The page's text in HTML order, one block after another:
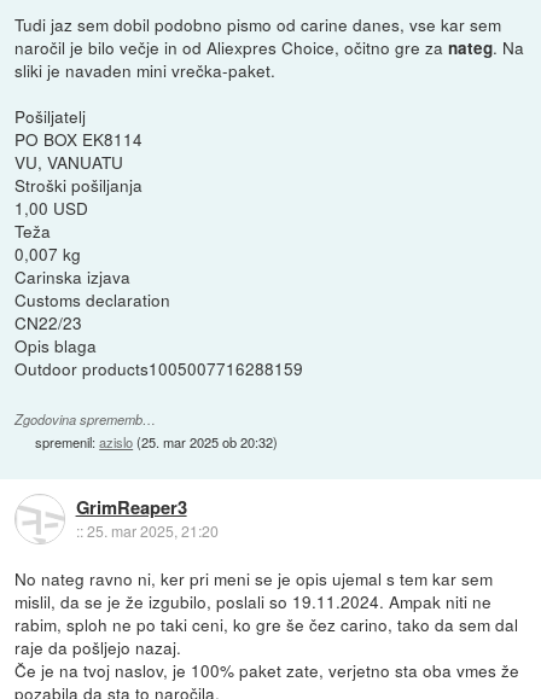
Tudi jaz sem dobil podobno pismo od carine danes, vse kar sem
naročil je bilo večje in od Aliexpres Choice, očitno gre zanateg. Na
sliki je navaden mini vrečka-paket.
Pošiljatelj
PO BOX EK8114
VU, VANUATU
Stroški pošiljanja
1,00 USD
Teža
0,007 kg
Carinska izjava
Customs declaration
CN22/23
Opis blaga
Outdoor products1005007716288159
Zgodovina sprememb…
spremenil:azislo(25. mar 2025 ob 20:32)
GrimReaper3
::25. mar 2025, 21:20
No nateg ravno ni, ker pri meni se je opis ujemal s tem kar sem
mislil, da se je že izgubilo, poslali so 19.11.2024. Ampak niti ne
rabim, sploh ne po taki ceni, ko gre še čez carino, tako da sem dal
raje da pošljejo nazaj.
Če je na tvoj naslov, je 100% paket zate, verjetno sta oba vmes že
pozabila da sta to naročila.